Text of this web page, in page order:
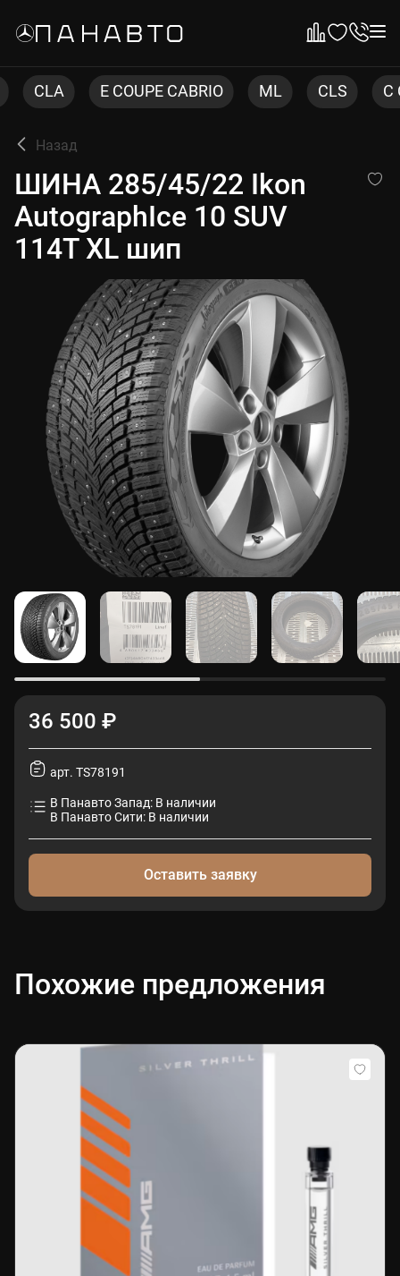
E COUPE CABRIO ML CLS C COUPE
Назад
ШИНА 285/45/22 Ikon
ШИНА 285/45/22 Ikon
AutographIce 10 SUV
114T XL шип
36 500 ₽
арт. TS78191
В Панавто Запад: В наличии
В Панавто Сити: В наличии
Оставить заявку
Похожие предложения